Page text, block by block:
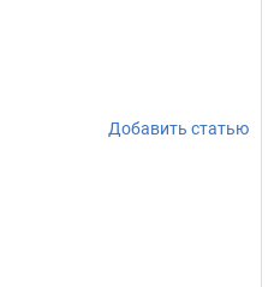
Добавить статью